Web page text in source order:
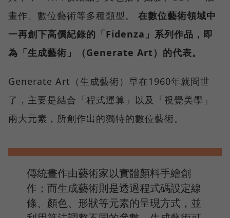
畫作、數位藝術等多種類型。 在數位藝術領域中
一再創下高價紀錄的「Fidenza」系列作品，即
為「生成藝術」（Generate Art）的代表。
Generate Art（生成藝術）早在1960年就問世
了，主要是結合「程式運算」以及「視覺美學」
兩大元素，所創作出的獨特的數位藝術。
傳統畫作由藝術家以實體顏料手繪創
作；而生成藝術則是透過程式碼設定線
條、顏色、形狀等元素的呈現方式，並